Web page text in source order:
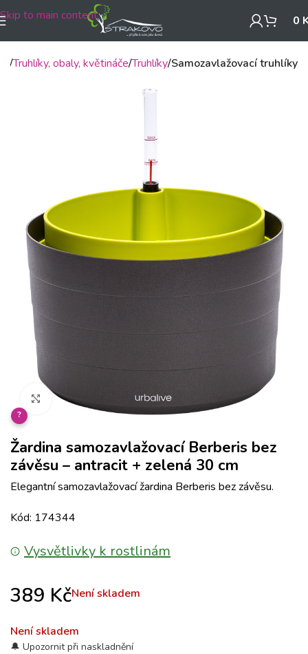
Skip to main content 0
Truhlíky, obaly, květináče Truhlíky Samozavlažovací truhlíky
Klikněte pro zvětšení
?
Žardina samozavlažovací Berberis bez
závěsu – antracit + zelená 30 cm
Elegantní samozavlažovací žardina Berberis bez závěsu.
Kód: 174344
Vysvětlivky k rostlinám
389 KčNení skladem
Není skladem